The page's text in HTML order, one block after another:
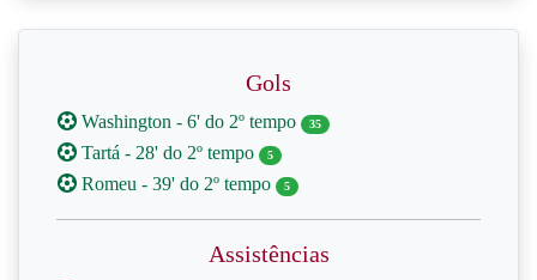
Gols
Washington - 6' do 2º tempo 35
Tartá - 28' do 2º tempo 5
Romeu - 39' do 2º tempo 5
Assistências